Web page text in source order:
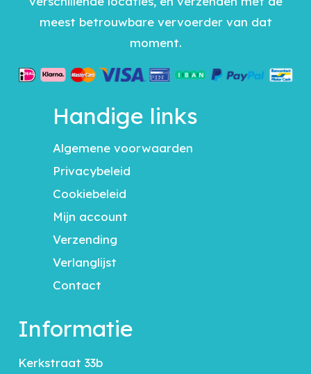
meest betrouwbare vervoerder van dat
moment.
Handige links
Algemene voorwaarden
Privacybeleid
Cookiebeleid
Mijn account
Verzending
Verlanglijst
Contact
Informatie
Kerkstraat 33b